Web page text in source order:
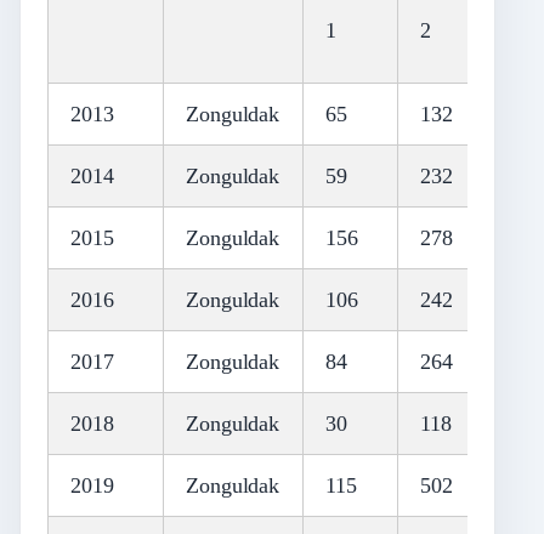
1 2
2013 Zonguldak 65 132
2014 Zonguldak 59 232
2015 Zonguldak 156 278
2016 Zonguldak 106 242
2017 Zonguldak 84 264
2018 Zonguldak 30 118
2019 Zonguldak 115 502